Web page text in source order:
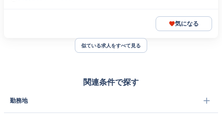
気になる
似ている求人をすべて見る
関連条件で探す
勤務地